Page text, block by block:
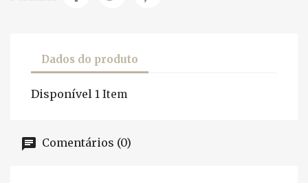
Dados do produto
Disponível 1 Item
Comentários (0)